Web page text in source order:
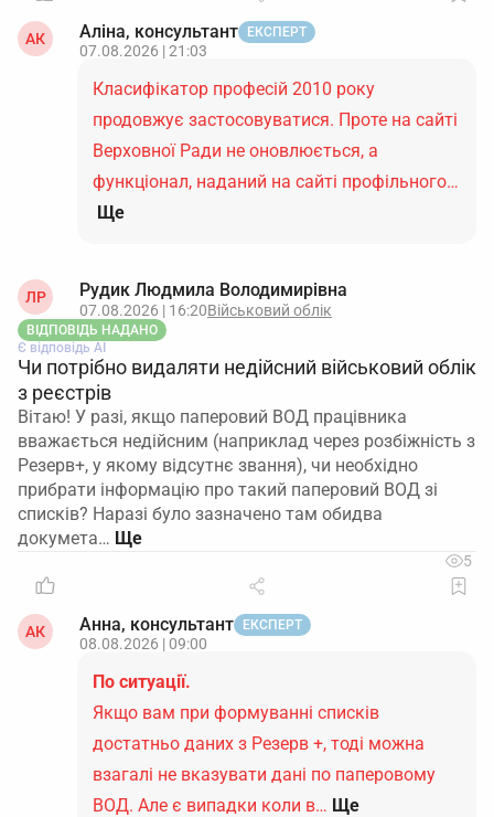
АК Аліна, консультант ЕКСПЕРТ
07.08.2026 | 21:03
Класифікатор професій 2010 року
продовжує застосовуватися. Проте на сайті
Верховної Ради не оновлюється, а
функціонал, наданий на сайті профільного…
Ще
ЛР Рудик Людмила Володимирівна
07.08.2026 | 16:20Військовий облік
ВІДПОВІДЬ НАДАНО
Є відповідь АІ
Чи потрібно видаляти недійсний військовий облік
з реєстрів
Вітаю! У разі, якщо паперовий ВОД працівника
вважається недійсним (наприклад через розбіжність з
Резерв+, у якому відсутнє звання), чи необхідно
прибрати інформацію про такий паперовий ВОД зі
списків? Наразі було зазначено там обидва
докумета…
5
АК Анна, консультант ЕКСПЕРТ
08.08.2026 | 09:00
По ситуації.
Якщо вам при формуванні списків
достатньо даних з Резерв +, тоді можна
взагалі не вказувати дані по паперовому
ВОД. Але є випадки коли в… Ще